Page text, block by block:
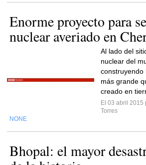
Enorme proyecto para
nuclear averiado en
Al lado del
nuclear del
construyendo
más grande
creado en
El 03 abril 2015
Torres
NONE
Bhopal: el mayor